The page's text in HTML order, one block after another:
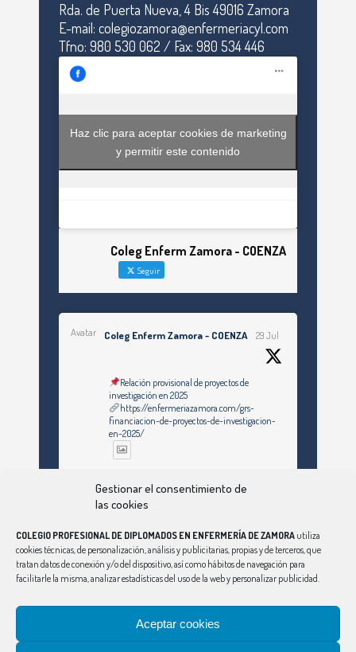
Gestionar el consentimiento de
las cookies
COLEGIO PROFESIONAL DE DIPLOMADOS EN ENFERMERÍA DE ZAMORA utiliza
cookies técnicas, de personalización, análisis y publicitarias, propias y de terceros, que
tratan datos de conexión y/o del dispositivo, así como hábitos de navegación para
facilitarle la misma, analizar estadísticas del uso de la web y personalizar publicidad.
Aceptar cookies
Rda. de Puerta Nueva, 4 Bis 49016 Zamora
E-mail: colegiozamora@enfermeriacyl.com
Tfno: 980 530 062 / Fax: 980 534 446
Haz clic para aceptar cookies de marketing
y permitir este contenido
Coleg Enferm Zamora - COENZA
Seguir
Avatar Coleg Enferm Zamora - COENZA 29 Jul
Relación provisional de proyectos de
investigación en 2025
https://enfermeriazamora.com/grs-
financiacion-de-proyectos-de-investigacion-
en-2025/
Ver Más
Síguenos en Instagram